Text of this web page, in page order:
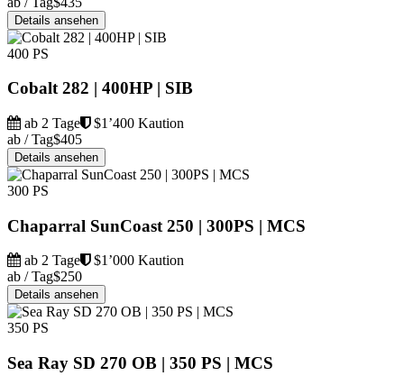
Details ansehen
400 PS
Cobalt 282 | 400HP | SIB
ab 2 Tage
$1’400 Kaution
ab / Tag$405
Details ansehen
300 PS
Chaparral SunCoast 250 | 300PS | MCS
ab 2 Tage
$1’000 Kaution
ab / Tag$250
Details ansehen
350 PS
Sea Ray SD 270 OB | 350 PS | MCS